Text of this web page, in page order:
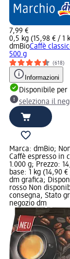
7,99 €
0,5 kg (15,98 € / 1
dmBioCaﬀè
500 g
(618)
Informazioni
Disponibile per
seleziona il
Marca: dmBio;
Caffè espresso in
1.000 g; Prezzo:
base: 1 kg (14,90
dm grafica;
rosso Non
consegna, Stato
negozio dm